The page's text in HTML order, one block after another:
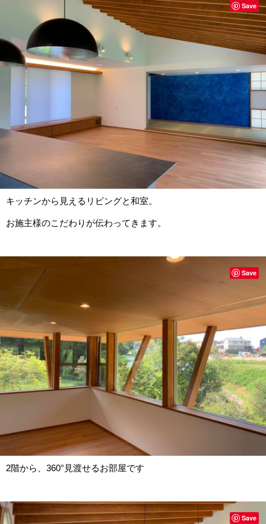
キッチンから見えるリビングと和室。
お施主様のこだわりが伝わってきます。
Save
2階から、360°見渡せるお部屋です
Save
Save